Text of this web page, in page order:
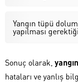
Yangın tüpü
yapılması
Sonuç olarak,
hataları ve yanlış